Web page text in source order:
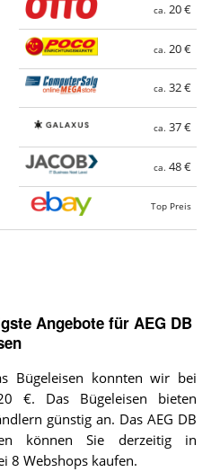
ca. 20 €
ca. 20 €
ca. 32 €
ca. 37 €
ca. 48 €
Top Preis
Angebote für AEG DB
Bügeleisen konnten wir bei
€. Das Bügeleisen bieten
günstig an. Das AEG DB
können Sie derzeitig in
8 Webshops kaufen.